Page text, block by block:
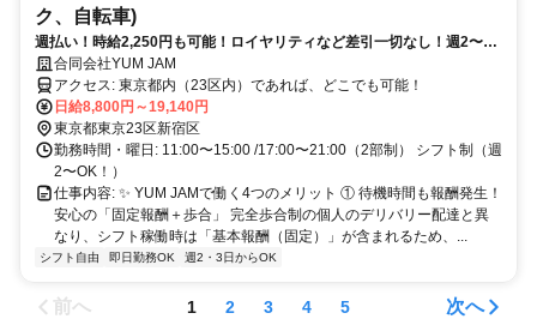
ク、自転車)
週払い！時給2,250円も可能！ロイヤリティなど差引一切なし！週2〜
OK！合同会社YUM JAM
アクセス: 東京都内（23区内）であれば、どこでも可能！
日給8,800円～19,140円
東京都東京23区新宿区
勤務時間・曜日: 11:00〜15:00 /17:00〜21:00（2部制） シフト制（週
2〜OK！）
仕事内容: ✨ YUM JAMで働く4つのメリット ① 待機時間も報酬発生！
安心の「固定報酬＋歩合」 完全歩合制の個人のデリバリー配達と異
なり、シフト稼働時は「基本報酬（固定）」が含まれるため、...
シフト自由 即日勤務OK 週2・3日からOK
前へ 1 2 3 4 5 次へ